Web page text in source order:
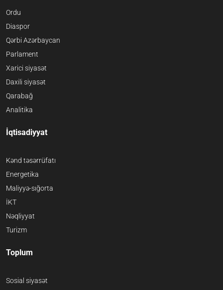
Ordu
Diaspor
Qərbi Azərbaycan
Parlament
Xarici siyasət
Daxili siyasət
Qarabağ
Analitika
İqtisadiyyat
Kənd təsərrüfatı
Energetika
Maliyyə-sığorta
İKT
Nəqliyyat
Turizm
Toplum
Sosial siyasət